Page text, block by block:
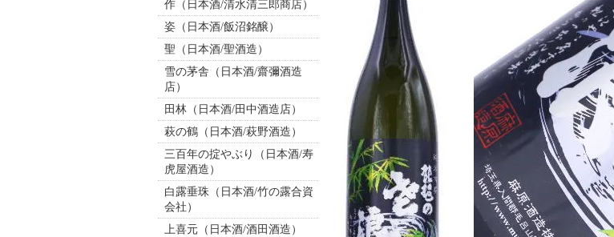
作（日本酒/清水清三郎商店）
姿（日本酒/飯沼銘醸）
聖（日本酒/聖酒造）
雪の茅舎（日本酒/齋彌酒造
店）
田林（日本酒/田中酒造店）
萩の鶴（日本酒/萩野酒造）
三百年の掟やぶり（日本酒/寿
虎屋酒造）
白露垂珠（日本酒/竹の露合資
会社）
上喜元（日本酒/酒田酒造）